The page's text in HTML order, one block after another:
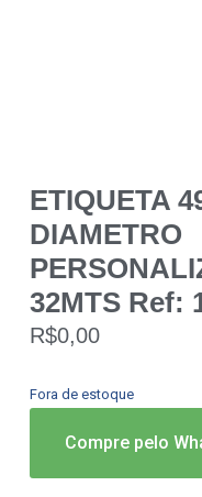
ETIQUETA
DIAMETRO
32MTS Ref:
R$0,00
Fora de estoque
Compre pelo